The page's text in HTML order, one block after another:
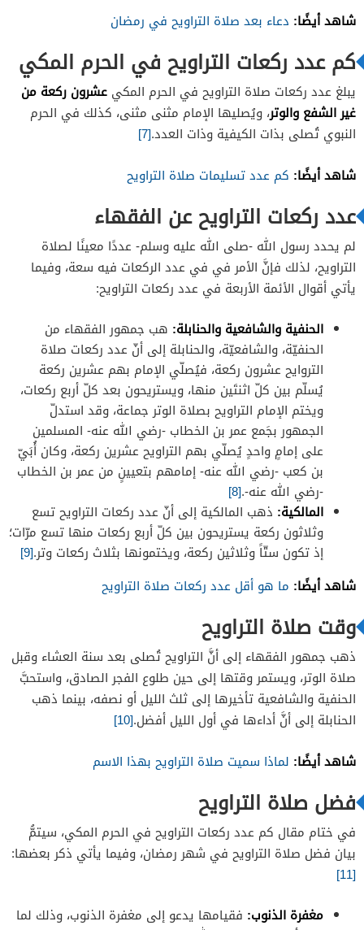
شاهد أيضًا: دعاء بعد صلاة التراويح في رمضان
كم عدد ركعات التراويح في الحرم المكي
يبلغ عدد ركعات صلاة التراويح في الحرم المكي عشرون ركعة من
غير الشفع والوتر، ويُصليها الإمام مثنى مثنى، كذلك في الحرم
النبوي تُصلى بذات الكيفية وذات العدد.[7]
شاهد أيضًا: كم عدد تسليمات صلاة التراويح
عدد ركعات التراويح عن الفقهاء
لم يحدد رسول الله -صلى الله عليه وسلم- عددًا معينًا لصلاة
التراويح، لذلك فإنَّ الأمر في في عدد الركعات فيه سعة، وفيما
يأتي أقوال الأئمة الأربعة في عدد ركعات التراويح:
الحنفية والشافعية والحنابلة: هب جمهور الفقهاء من
الحنفيّة، والشافعيّة، والحنابلة إلى أنّ عدد ركعات صلاة
التروايح عشرون ركعة، فيُصلّي الإمام بهم عشرين ركعة
يُسلّم بين كلّ اثنتَين منها، ويستريحون بعد كلّ أربع ركعات،
ويختم الإمام التراويح بصلاة الوتر جماعة، وقد استدلّ
الجمهور بجَمع عمر بن الخطاب -رضي الله عنه- المسلمين
على إمامٍ واحدٍ يُصلّي بهم التراويح عشرين ركعة، وكان أُبَيّ
بن كعب -رضي الله عنه- إمامهم بتعيينٍ من عمر بن الخطاب
-رضي الله عنه-.[8]
المالكية: ذهب المالكية إلى أنّ عدد ركعات التراويح تسع
وثلاثون ركعة يستريحون بين كلّ أربع ركعات منها تسع مرّات؛
إذ تكون ستّاً وثلاثين ركعة، ويختمونها بثلاث ركعات وتر.[9]
شاهد أيضًا: ما هو أقل عدد ركعات صلاة التراويح
وقت صلاة التراويح
ذهب جمهور الفقهاء إلى أنَّ التراويح تُصلى بعد سنة العشاء وقبل
صلاة الوتر، ويستمر وقتها إلى حين طلوع الفجر الصادق، واستحبَّ
الحنفية والشافعية تأخيرها إلى ثلث الليل أو نصفه، بينما ذهب
الحنابلة إلى أنَّ أداءها في أول الليل أفضل.[10]
شاهد أيضًا: لماذا سميت صلاة التراويح بهذا الاسم
فضل صلاة التراويح
في ختام مقال كم عدد ركعات التراويح في الحرم المكي، سيتمُّ
بيان فضل صلاة التراويح في شهر رمضان، وفيما يأتي ذكر بعضها:
[11]
مغفرة الذنوب: فقيامها يدعو إلى مغفرة الذنوب، وذلك لما